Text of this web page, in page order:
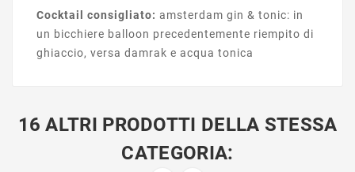
Cocktail consigliato: amsterdam gin & tonic: in
un bicchiere balloon precedentemente riempito di
ghiaccio, versa damrak e acqua tonica
16 ALTRI PRODOTTI DELLA STESSA
CATEGORIA: